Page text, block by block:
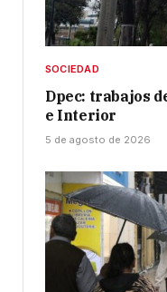
SOCIEDAD
Dpec: trabajos
e Interior
5 de agosto de 2026